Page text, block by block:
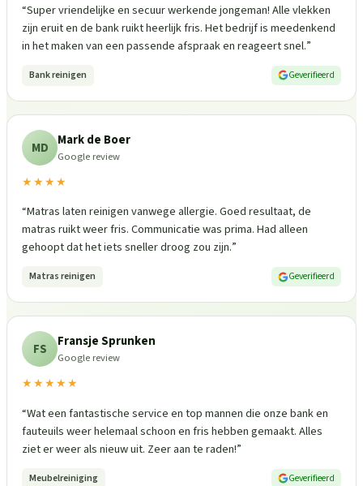
“Super vriendelijke en secuur werkende jongeman! Alle vlekken
zijn eruit en de bank ruikt heerlijk fris. Het bedrijf is meedenkend
in het maken van een passende afspraak en reageert snel.”
Bank reinigen Geverifieerd
MD Mark de Boer
Google review
★★★★
“Matras laten reinigen vanwege allergie. Goed resultaat, de
matras ruikt weer fris. Communicatie was prima. Had alleen
gehoopt dat het iets sneller droog zou zijn.”
Matras reinigen Geverifieerd
FS Fransje Sprunken
Google review
★★★★★
“Wat een fantastische service en top mannen die onze bank en
fauteuils weer helemaal schoon en fris hebben gemaakt. Alles
ziet er weer als nieuw uit. Zeer aan te raden!”
Meubelreiniging Geverifieerd